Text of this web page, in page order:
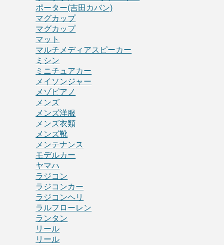
ポーター(吉田カバン)
マグカップ
マグカップ
マット
マルチメディアスピーカー
ミシン
ミニチュアカー
メイソンジャー
メゾピアノ
メンズ
メンズ洋服
メンズ衣類
メンズ靴
メンテナンス
モデルカー
ヤマハ
ラジコン
ラジコンカー
ラジコンヘリ
ラルフローレン
ランタン
リール
リール